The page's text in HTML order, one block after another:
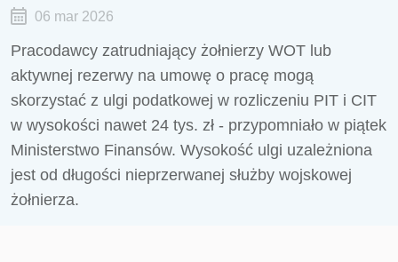
06 mar 2026
Pracodawcy zatrudniający żołnierzy WOT lub
aktywnej rezerwy na umowę o pracę mogą
skorzystać z ulgi podatkowej w rozliczeniu PIT i CIT
w wysokości nawet 24 tys. zł - przypomniało w piątek
Ministerstwo Finansów. Wysokość ulgi uzależniona
jest od długości nieprzerwanej służby wojskowej
żołnierza.